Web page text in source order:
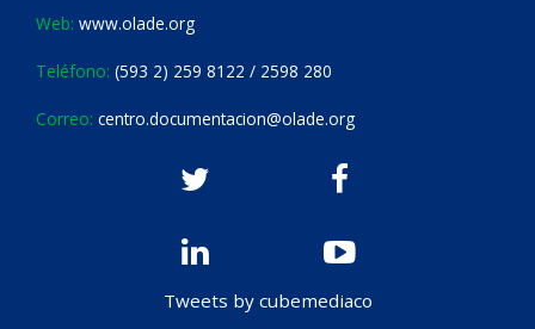
Web: www.olade.org
Teléfono: (593 2) 259 8122 / 2598 280
Correo: centro.documentacion@olade.org
Tweets by cubemediaco